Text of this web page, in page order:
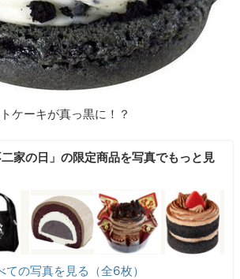
ケーキが真っ黒に！？
二家の日」の限定商品を写真でもっと見
ての写真を見る（全6枚）